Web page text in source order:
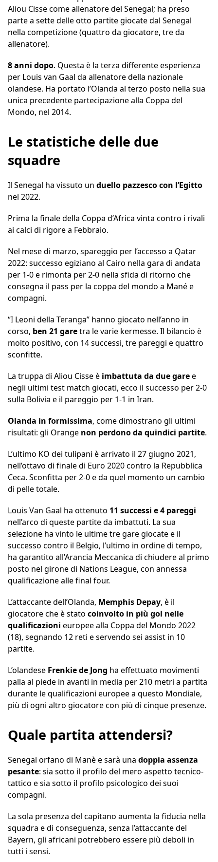
Aliou Cisse come allenatore del Senegal; ha preso
parte a sette delle otto partite giocate dal Senegal
nella competizione (quattro da giocatore, tre da
allenatore).
8 anni dopo. Questa è la terza differente esperienza
per Louis van Gaal da allenatore della nazionale
olandese. Ha portato l’Olanda al terzo posto nella sua
unica precedente partecipazione alla Coppa del
Mondo, nel 2014.
Le statistiche delle due
squadre
Il Senegal ha vissuto un duello pazzesco con l’Egitto
nel 2022.
Prima la finale della Coppa d’Africa vinta contro i rivali
ai calci di rigore a Febbraio.
Nel mese di marzo, spareggio per l’accesso a Qatar
2022: successo egiziano al Cairo nella gara di andata
per 1-0 e rimonta per 2-0 nella sfida di ritorno che
consegna il pass per la coppa del mondo a Mané e
compagni.
“I Leoni della Teranga” hanno giocato nell’anno in
corso, ben 21 garetra le varie kermesse. Il bilancio è
molto positivo, con 14 successi, tre pareggi e quattro
sconfitte.
La truppa di Aliou Cisse è imbattuta da due garee
negli ultimi test match giocati, ecco il successo per 2-0
sulla Bolivia e il pareggio per 1-1 in Iran.
Olanda in formissima, come dimostrano gli ultimi
risultati: gli Orange non perdono da quindici partite.
L’ultimo KO dei tulipani è arrivato il 27 giugno 2021,
nell’ottavo di finale di Euro 2020 contro la Repubblica
Ceca. Sconfitta per 2-0 e da quel momento un cambio
di pelle totale.
Louis Van Gaal ha ottenuto 11 successi e 4 pareggi
nell’arco di queste partite da imbattuti. La sua
selezione ha vinto le ultime tre gare giocate e il
successo contro il Belgio, l’ultimo in ordine di tempo,
ha garantito all’Arancia Meccanica di chiudere al primo
posto nel girone di Nations League, con annessa
qualificazione alle final four.
L’attaccante dell’Olanda, Memphis Depay, è il
giocatore che è stato coinvolto in più gol nelle
qualificazioni europee alla Coppa del Mondo 2022
(18), segnando 12 reti e servendo sei assist in 10
partite.
L’olandese Frenkie de Jong ha effettuato movimenti
palla al piede in avanti in media per 210 metri a partita
durante le qualificazioni europee a questo Mondiale,
più di ogni altro giocatore con più di cinque presenze.
Quale partita attendersi?
Senegal orfano di Manè e sarà una doppia assenza
pesante: sia sotto il profilo del mero aspetto tecnico-
tattico e sia sotto il profilo psicologico dei suoi
compagni.
La sola presenza del capitano aumenta la fiducia nella
squadra e di conseguenza, senza l’attaccante del
Bayern, gli africani potrebbero essere più deboli in
tutti i sensi.